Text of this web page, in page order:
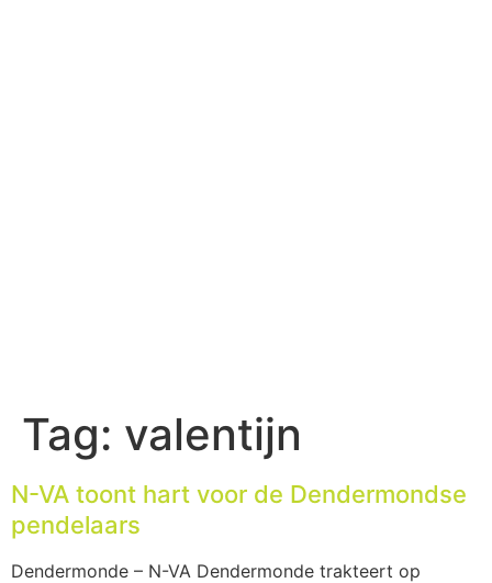
Tag: valentijn
N-VA toont hart voor de Dendermondse
pendelaars
Dendermonde – N-VA Dendermonde trakteert op